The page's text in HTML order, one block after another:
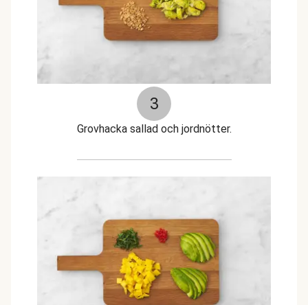
3
Grovhacka sallad och jordnötter.